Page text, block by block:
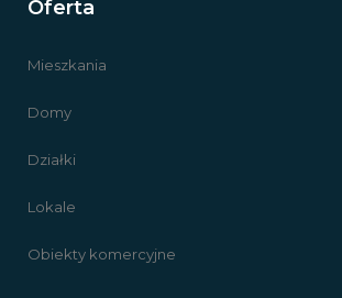
Oferta
Mieszkania
Domy
Działki
Lokale
Obiekty komercyjne